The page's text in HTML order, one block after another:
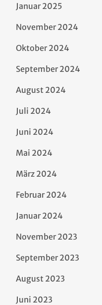
Januar 2025
November 2024
Oktober 2024
September 2024
August 2024
Juli 2024
Juni 2024
Mai 2024
März 2024
Februar 2024
Januar 2024
November 2023
September 2023
August 2023
Juni 2023